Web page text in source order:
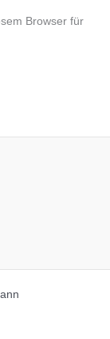
Browser für